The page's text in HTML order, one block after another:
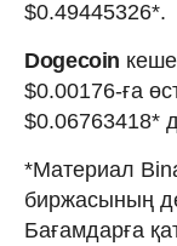
$0.49445326*.
Dogecoin
$0.00176-ға
$0.06763418*
*Материал
биржасының
Бағамдарға